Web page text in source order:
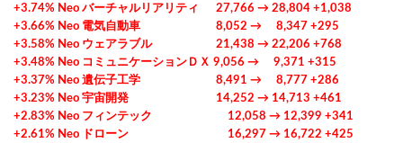
+3.74% Neo バーチャルリアリティ 27,766 → 28,804 +1,038
+3.66% Neo 電気自動車 8,052 → 8,347 +295
+3.58% Neo ウェアラブル 21,438 → 22,206 +768
+3.48% Neo コミュニケーションＤＸ 9,056 → 9,371 +315
+3.37% Neo 遺伝子工学 8,491 → 8,777 +286
+3.23% Neo 宇宙開発 14,252 → 14,713 +461
+2.83% Neo フィンテック 12,058 → 12,399 +341
+2.61% Neo ドローン 16,297 → 16,722 +425